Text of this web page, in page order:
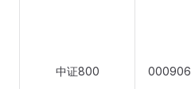
中证800 000906